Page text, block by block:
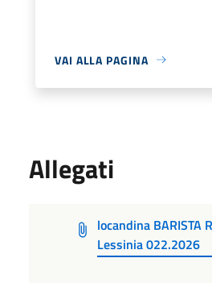
VAI ALLA PAGINA
Allegati
locandina BARISTA
Lessinia 022.2026